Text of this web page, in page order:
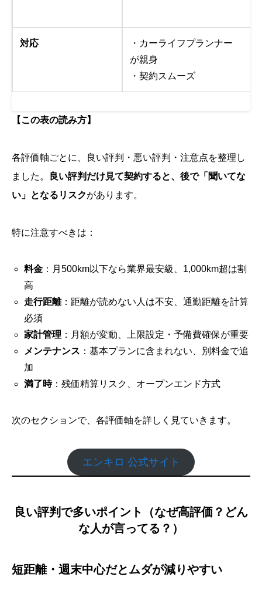
対応
・カーライフプランナー
が親身
・契約スムーズ
【この表の読み方】
各評価軸ごとに、良い評判・悪い評判・注意点を整理し
ました。
良い評判だけ見て契約すると、後で「聞いてな
い」となるリスクがあります。
特に注意すべきは：
料金：月500km以下なら業界最安級、1,000km超は割
高
走行距離：距離が読めない人は不安、通勤距離を計算
必須
家計管理 ：月額が変動、上限設定・予備費確保が重要
メンテナンス ：基本プランに含まれない、別料金で追
加
満了時：残価精算リスク、オープンエンド方式
次のセクションで、各評価軸を詳しく見ていきます。
エンキロ 公式サイト
良い評判で多いポイント（なぜ高評価？どん
な人が言ってる？）
短距離・週末中心だとムダが減りやすい